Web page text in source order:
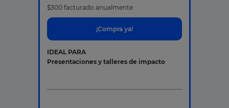
$300 facturado anualmente
¡Compra ya!
IDEAL PARA
Presentaciones y talleres de impacto